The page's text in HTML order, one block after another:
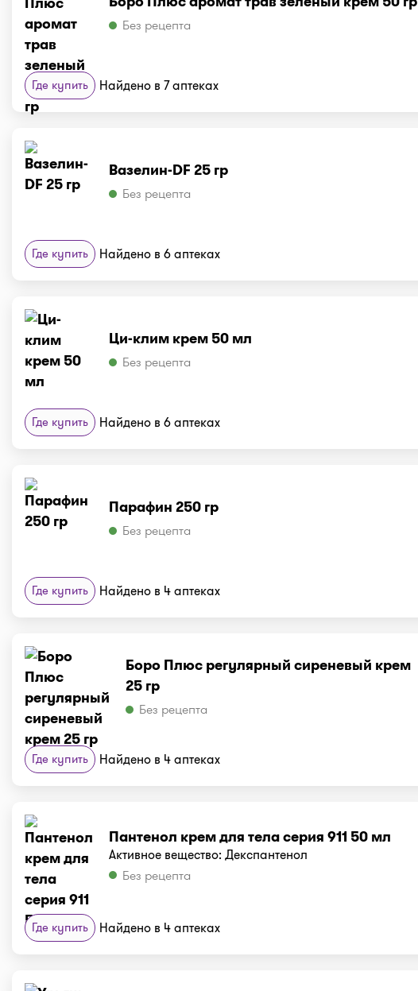
Без рецепта
Где купить Найдено в 7 аптеках
Вазелин-DF 25 гр
Без рецепта
Где купить Найдено в 6 аптеках
Ци-клим крем 50 мл
Без рецепта
Где купить Найдено в 6 аптеках
Парафин 250 гр
Без рецепта
Где купить Найдено в 4 аптеках
Боро Плюс регулярный сиреневый крем
25 гр
Без рецепта
Где купить Найдено в 4 аптеках
Пантенол крем для тела серия 911 50 мл
Активное вещество: Декспантенол
Без рецепта
Где купить Найдено в 4 аптеках